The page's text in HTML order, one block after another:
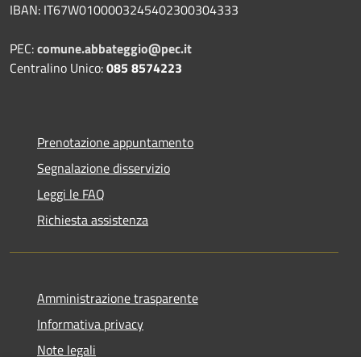
IBAN: IT67W0100003245402300304333
PEC:comune.abbateggio@pec.it
Centralino Unico:085 8574223
Prenotazione appuntamento
Segnalazione disservizio
Leggi le FAQ
Richiesta assistenza
Amministrazione trasparente
Informativa privacy
Note legali